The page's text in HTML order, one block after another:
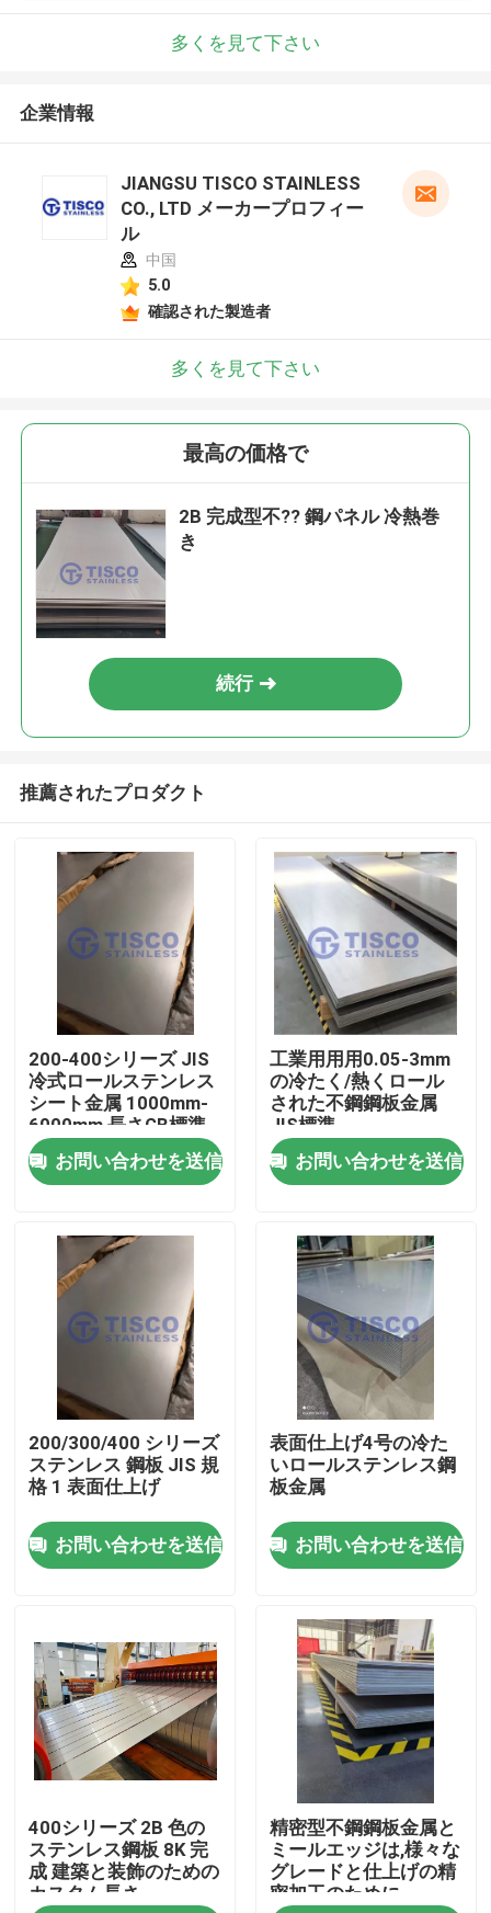
家
プロダクト
ビデオ
私達について
工場旅行
私達に連絡しなさい
引用を要求しなさい
ステンレス鋼 シートのコイル
ステンレス鋼の薄板金
多くを見て下さい
企業情報
JIANGSU TISCO STAINLESS
CO., LTD メーカープロフィー
ル
中国
5.0
確認された製造者
多くを見て下さい
最高の価格で
2B 完成型不?? 鋼パネル 冷熱巻
き
続行
推薦されたプロダクト
200-400シリーズ JIS
冷式ロールステンレス
シート金属 1000mm-
6000mm 長さGB標準
ミールエッジ
お問い合わせを送信
工業用用用0.05-3mm
の冷たく/熱くロール
された不鋼鋼板金属
JIS標準
お問い合わせを送信
200/300/400 シリーズ
ステンレス 鋼板 JIS 規
格 1 表面仕上げ
お問い合わせを送信
表面仕上げ4号の冷た
いロールステンレス鋼
板金属
お問い合わせを送信
400シリーズ 2B 色の
ステンレス鋼板 8K 完
成 建築と装飾のための
カスタム長さ
精密型不鋼鋼板金属と
ミールエッジは,様々な
グレードと仕上げの精
密加工のために